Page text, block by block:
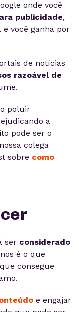
onde você
publicidade,
e você ganha por
de notícias
razoável de
poluir
a
pode ser o
colega
sobre como
ser considerado
é o que
consegue
e engajar